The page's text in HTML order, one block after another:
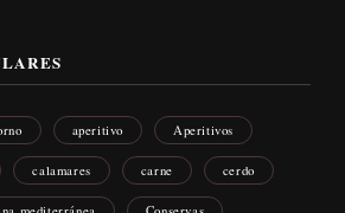
aperitivo Aperitivos
calamares carne cerdo